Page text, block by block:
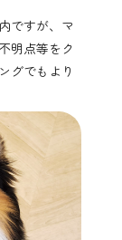
ですが、マ
明点等をク
グでもより